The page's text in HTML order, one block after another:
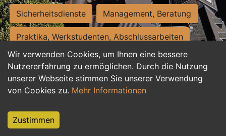
Wir verwenden Cookies, um Ihnen eine bessere
Nutzererfahrung zu ermöglichen. Durch die Nutzung
unserer Webseite stimmen Sie unserer Verwendung
von Cookies zu. Mehr Informationen
Zustimmen
Sicherheitsdienste Management, Beratung
Praktika, Werkstudenten, Abschlussarbeiten
Personalwesen Assistenz, Sekretariat
Hilfskräfte, Aushilfs- und Nebenjobs
Weiterbildung, Studium, duale Ausbildung